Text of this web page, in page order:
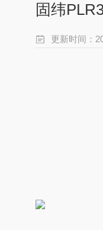
固纬
更新时间：